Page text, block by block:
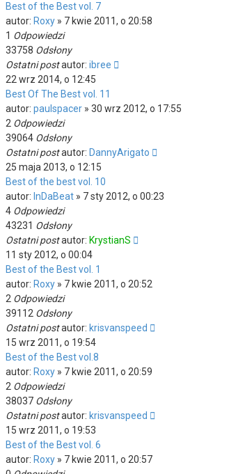
Best of the Best vol. 7
autor: Roxy » 7 kwie 2011, o 20:58
1 Odpowiedzi
33758 Odsłony
Ostatni postautor: ibree
22 wrz 2014, o 12:45
Best Of The Best vol. 11
autor: paulspacer » 30 wrz 2012, o 17:55
2 Odpowiedzi
39064 Odsłony
Ostatni postautor: DannyArigato
25 maja 2013, o 12:15
Best of the best vol. 10
autor: InDaBeat » 7 sty 2012, o 00:23
4 Odpowiedzi
43231 Odsłony
Ostatni postautor: KrystianS
11 sty 2012, o 00:04
Best of the Best vol. 1
autor: Roxy » 7 kwie 2011, o 20:52
2 Odpowiedzi
39112 Odsłony
Ostatni postautor: krisvanspeed
15 wrz 2011, o 19:54
Best of the Best vol.8
autor: Roxy » 7 kwie 2011, o 20:59
2 Odpowiedzi
38037 Odsłony
Ostatni postautor: krisvanspeed
15 wrz 2011, o 19:53
Best of the Best vol. 6
autor: Roxy » 7 kwie 2011, o 20:57